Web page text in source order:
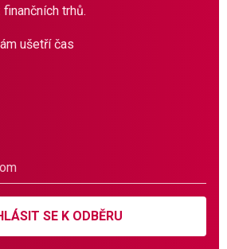
trhů.
ušetří čas
SE K ODBĚRU